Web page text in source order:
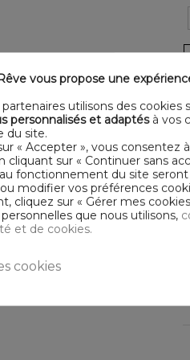
sur Housse De Rêve.
et certifiés ne présentent
vous propose une
utilisons des
personnalisés et adaptésà vos
du site.
« Accepter », vous consentez
cliquant sur « Continuer sans
fonctionnement du site seront
modifier vos préférences
cliquez sur « Gérer mes
que nous utilisons,
et de cookies.
cookies